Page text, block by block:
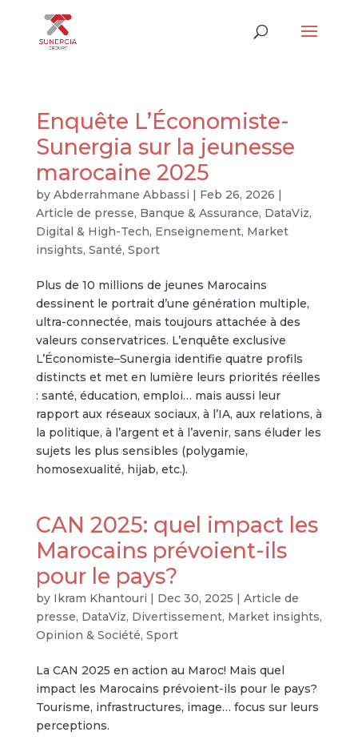
Enquête L’Économiste-
Sunergia sur la jeunesse
marocaine 2025
by Abderrahmane Abbassi | Feb 26, 2026 |
Article de presse, Banque & Assurance, DataViz,
Digital & High-Tech, Enseignement, Market
insights, Santé, Sport
Plus de 10 millions de jeunes Marocains
dessinent le portrait d’une génération multiple,
ultra-connectée, mais toujours attachée à des
valeurs conservatrices. L’enquête exclusive
L’Économiste–Sunergia identifie quatre profils
distincts et met en lumière leurs priorités réelles
: santé, éducation, emploi… mais aussi leur
rapport aux réseaux sociaux, à l’IA, aux relations, à
la politique, à l’argent et à l’avenir, sans éluder les
sujets les plus sensibles (polygamie,
homosexualité, hijab, etc.).
CAN 2025: quel impact les
Marocains prévoient-ils
pour le pays?
by Ikram Khantouri | Dec 30, 2025 | Article de
presse, DataViz, Divertissement, Market insights,
Opinion & Société, Sport
La CAN 2025 en action au Maroc! Mais quel
impact les Marocains prévoient-ils pour le pays?
Tourisme, infrastructures, image… focus sur leurs
perceptions.